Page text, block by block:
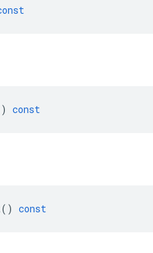
const
() const